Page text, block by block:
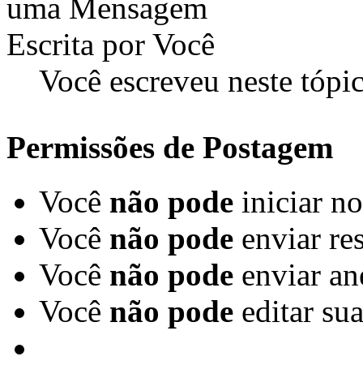
Você escreveu neste
Permissões de Postagem
Você não pode iniciar
Você não pode enviar
Você não pode enviar
Você não pode editar